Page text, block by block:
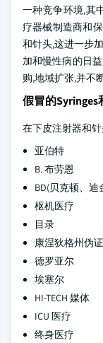
一种竞争环境,其
疗器械制造商和
和针头,这进一步
加和慢性病的日
购,地域扩张,并不
假冒的Syringes
在下皮注射器和
亚伯特
B. 布劳恩
BD(贝克顿、迪
枢机医疗
目录
康涅狄格州伪证
德罗亚尔
埃塞尔
HI-TECH 媒体
ICU 医疗
终身医疗